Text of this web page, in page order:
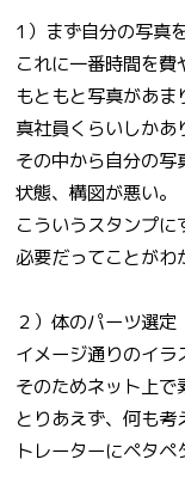
1）まず自分の写真
これに一番時間を費
もともと写真があ
真社員くらいしかあ
その中から自分の
状態、構図が悪い。
こういうスタンプ
必要だってことがわ
２）体のパーツ選定
イメージ通りのイラ
そのためネット上で
とりあえず、何も
トレーターにペタペ